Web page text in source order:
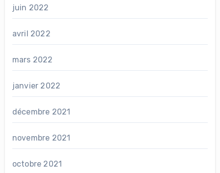
juin 2022
avril 2022
mars 2022
janvier 2022
décembre 2021
novembre 2021
octobre 2021